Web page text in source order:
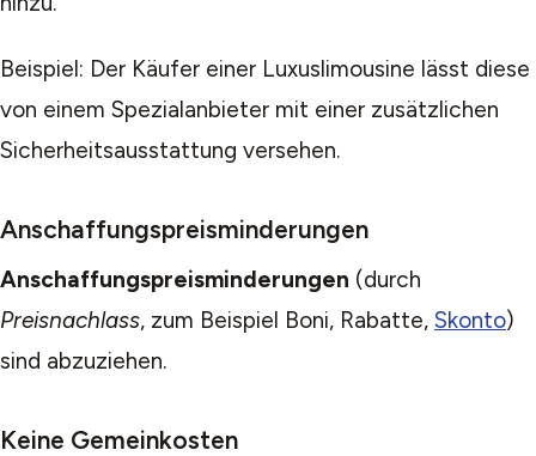
Beispiel: Der Käufer einer Luxuslimousine lässt diese
von einem Spezialanbieter mit einer zusätzlichen
Sicherheitsausstattung versehen.
Anschaffungspreisminderungen
Anschaffungspreisminderungen (durch
Preisnachlass, zum Beispiel Boni, Rabatte, Skonto)
sind abzuziehen.
Keine Gemeinkosten